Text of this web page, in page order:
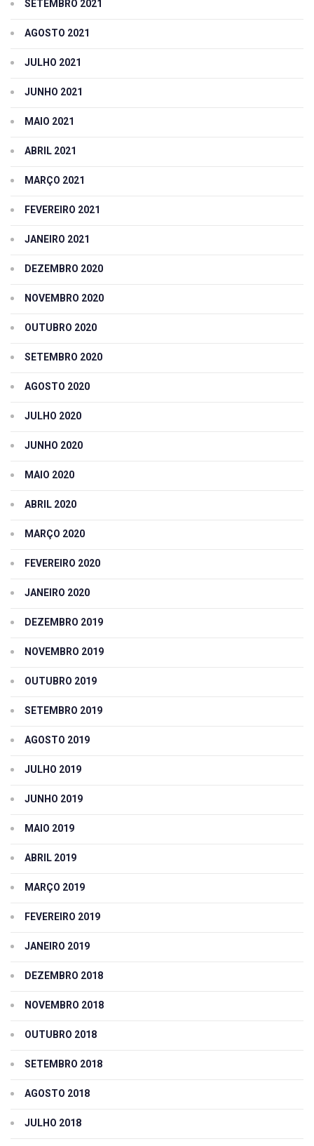
SETEMBRO 2021
AGOSTO 2021
JULHO 2021
JUNHO 2021
MAIO 2021
ABRIL 2021
MARÇO 2021
FEVEREIRO 2021
JANEIRO 2021
DEZEMBRO 2020
NOVEMBRO 2020
OUTUBRO 2020
SETEMBRO 2020
AGOSTO 2020
JULHO 2020
JUNHO 2020
MAIO 2020
ABRIL 2020
MARÇO 2020
FEVEREIRO 2020
JANEIRO 2020
DEZEMBRO 2019
NOVEMBRO 2019
OUTUBRO 2019
SETEMBRO 2019
AGOSTO 2019
JULHO 2019
JUNHO 2019
MAIO 2019
ABRIL 2019
MARÇO 2019
FEVEREIRO 2019
JANEIRO 2019
DEZEMBRO 2018
NOVEMBRO 2018
OUTUBRO 2018
SETEMBRO 2018
AGOSTO 2018
JULHO 2018